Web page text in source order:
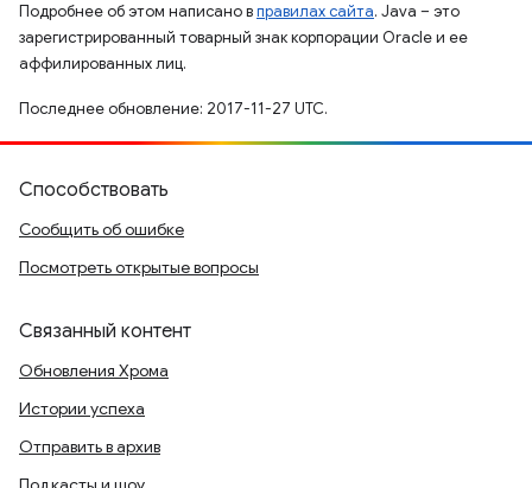
Подробнее об этом написано вправилах сайта. Java – это
зарегистрированный товарный знак корпорации Oracle и ее
аффилированных лиц.
Последнее обновление: 2017-11-27 UTC.
Способствовать
Сообщить об ошибке
Посмотреть открытые вопросы
Связанный контент
Обновления Хрома
Истории успеха
Отправить в архив